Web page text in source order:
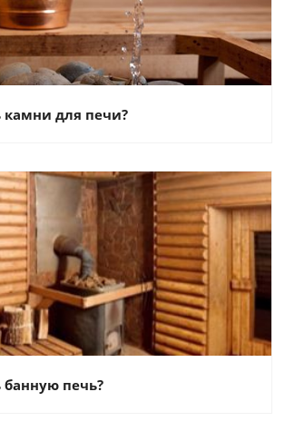
камни для печи?
банную печь?